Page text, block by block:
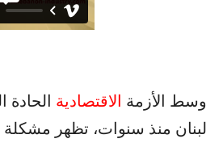
وسط الأزمة الاقتصادية الحادة
لبنان منذ سنوات، تظهر